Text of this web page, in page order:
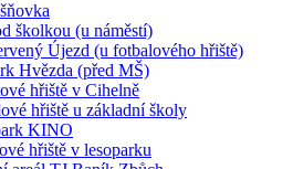
školkou (u náměstí)
Újezd (u fotbalového hřiště)
Hvězda (před MŠ)
hřiště v Cihelně
hřiště u základní školy
KINO
hřiště v lesoparku